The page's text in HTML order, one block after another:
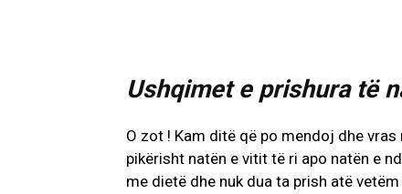
Ushqimet e prishura të
O zot ! Kam ditë që po mendoj dhe
pikërisht natën e vitit të ri apo natën e
me dietë dhe nuk dua ta prish atë